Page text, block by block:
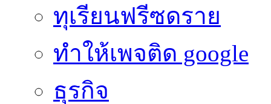
ทุเรียนฟรีซดราย
ทําให้เพจติด google
ธุรกิจ